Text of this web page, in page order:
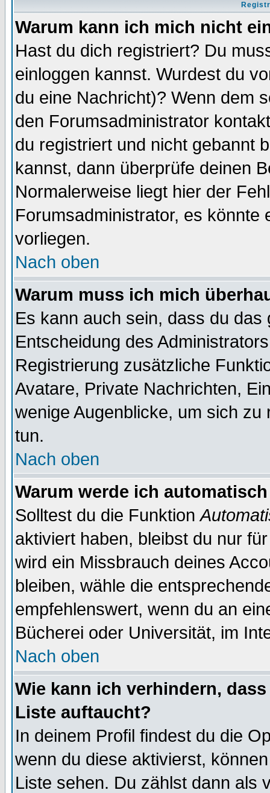
Warum kann ich mich nicht
Hast du dich registriert? Du
einloggen kannst. Wurdest du
du eine Nachricht)? Wenn dem
den Forumsadministrator
du registriert und nicht gebannt
kannst, dann überprüfe deinen
Normalerweise liegt hier der
Forumsadministrator, es könnte
vorliegen.
Nach oben
Warum muss ich mich
Es kann auch sein, dass du
Entscheidung des
Registrierung zusätzliche
Avatare, Private Nachrichten,
wenige Augenblicke, um sich
tun.
Nach oben
Warum werde ich
Solltest du die Funktion
aktiviert haben, bleibst du nur
wird ein Missbrauch deines
bleiben, wähle die
empfehlenswert, wenn du an
Bücherei oder Universität, im
Nach oben
Wie kann ich verhindern,
Liste auftaucht?
In deinem Profil findest du die
wenn du diese aktivierst,
Liste sehen. Du zählst dann als